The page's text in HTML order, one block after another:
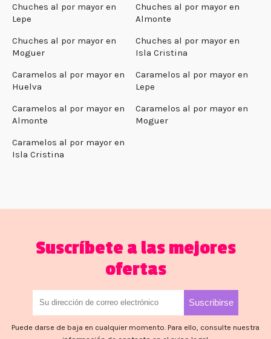
Chuches al por mayor en
Lepe
Chuches al por mayor en
Almonte
Chuches al por mayor en
Moguer
Chuches al por mayor en
Isla Cristina
Caramelos al por mayor en
Huelva
Caramelos al por mayor en
Lepe
Caramelos al por mayor en
Almonte
Caramelos al por mayor en
Moguer
Caramelos al por mayor en
Isla Cristina
Suscríbete a las mejores
ofertas
Puede darse de baja en cualquier momento. Para ello, consulte nuestra